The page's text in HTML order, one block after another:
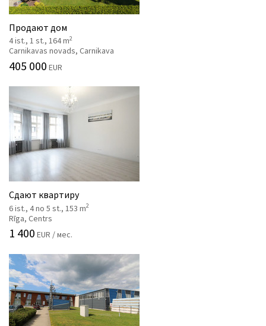
Продают дом
4 ist., 1 st., 164 m2
Carnikavas novads, Carnikava
405 000 EUR
Сдают квартиру
6 ist., 4 no 5 st., 153 m2
Rīga, Centrs
1 400 EUR / мес.